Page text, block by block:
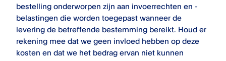
bestelling onderworpen zijn aan invoerrechten en -
belastingen die worden toegepast wanneer de
levering de betreffende bestemming bereikt. Houd er
rekening mee dat we geen invloed hebben op deze
kosten en dat we het bedrag ervan niet kunnen